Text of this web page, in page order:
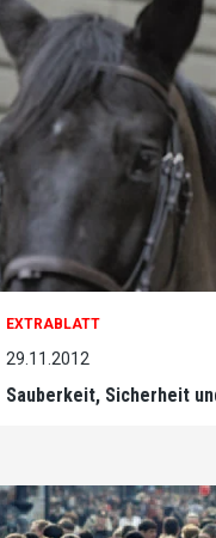
EXTRABLATT
29.11.2012
Sauberkeit, Sicherheit